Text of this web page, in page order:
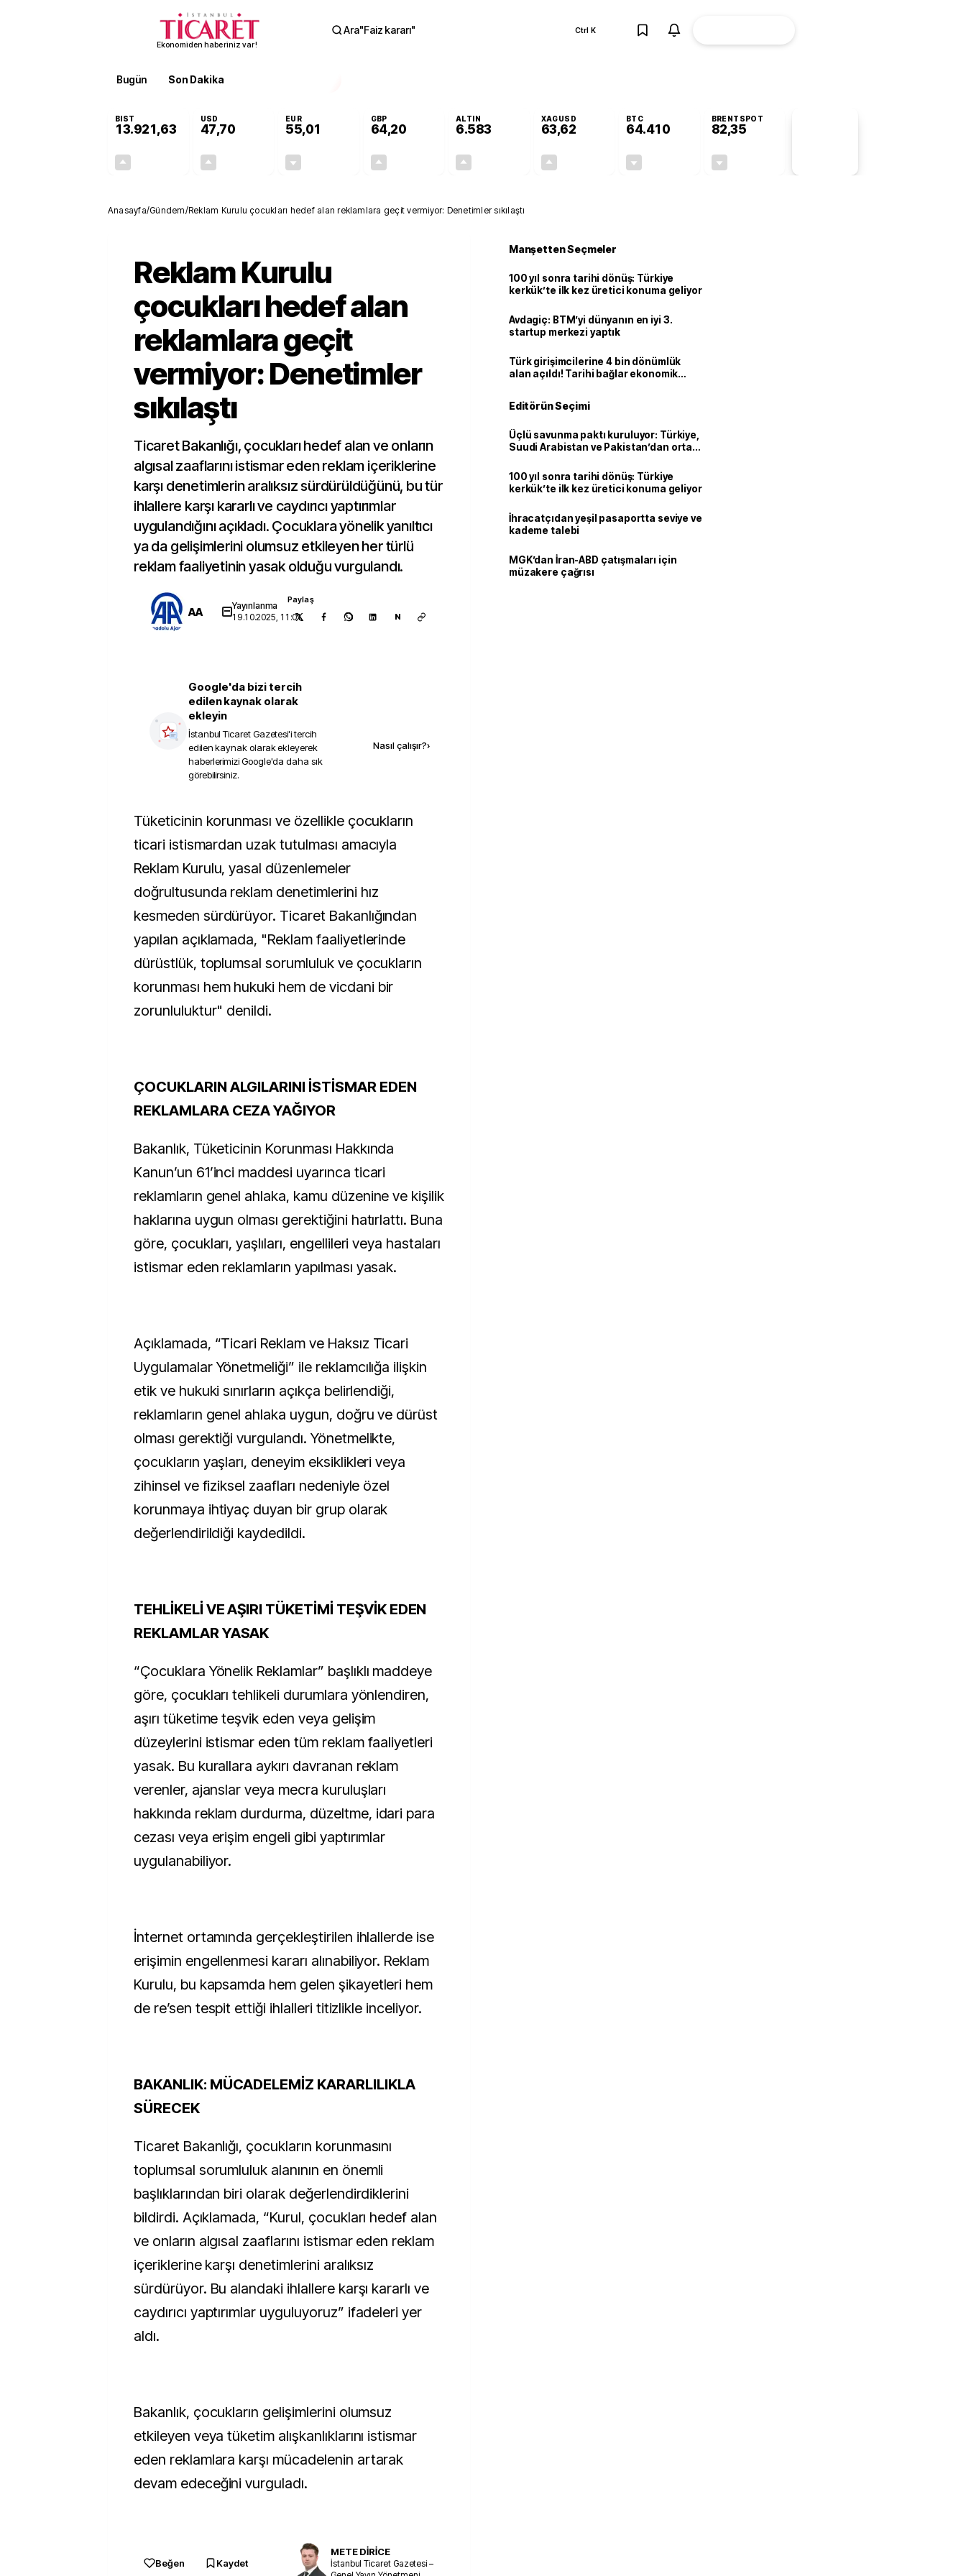
Ekonomiden haberiniz var!
Ara"Faiz kararı" Ctrl K
Bugün Son Dakika
BIST
13.921,63
USD
47,70
EUR
55,01
GBP
64,20
ALTIN
6.583
XAGUSD
63,62
BTC
64.410
BRENTSPOT
82,35
Anasayfa/Gündem/Reklam Kurulu çocukları hedef alan reklamlara geçit vermiyor: Denetimler sıkılaştı
Reklam Kurulu
çocukları hedef alan
reklamlara geçit
vermiyor: Denetimler
sıkılaştı
Ticaret Bakanlığı, çocukları hedef alan ve onların
algısal zaaflarını istismar eden reklam içeriklerine
karşı denetimlerin aralıksız sürdürüldüğünü, bu tür
ihlallere karşı kararlı ve caydırıcı yaptırımlar
uygulandığını açıkladı. Çocuklara yönelik yanıltıcı
ya da gelişimlerini olumsuz etkileyen her türlü
reklam faaliyetinin yasak olduğu vurgulandı.
AA
Yayınlanma
19.10.2025, 11:01
Paylaş
N
Google'da bizi tercih
edilen kaynak olarak
ekleyin
İstanbul Ticaret Gazetesi'i tercih
edilen kaynak olarak ekleyerek
haberlerimizi Google'da daha sık
görebilirsiniz.
Nasıl çalışır?›
Tüketicinin korunması ve özellikle çocukların
ticari istismardan uzak tutulması amacıyla
Reklam Kurulu, yasal düzenlemeler
doğrultusunda reklam denetimlerini hız
kesmeden sürdürüyor. Ticaret Bakanlığından
yapılan açıklamada, "Reklam faaliyetlerinde
dürüstlük, toplumsal sorumluluk ve çocukların
korunması hem hukuki hem de vicdani bir
zorunluluktur" denildi.
ÇOCUKLARIN ALGILARINI İSTİSMAR EDEN
REKLAMLARA CEZA YAĞIYOR
Bakanlık, Tüketicinin Korunması Hakkında
Kanun’un 61’inci maddesi uyarınca ticari
reklamların genel ahlaka, kamu düzenine ve kişilik
haklarına uygun olması gerektiğini hatırlattı. Buna
göre, çocukları, yaşlıları, engellileri veya hastaları
istismar eden reklamların yapılması yasak.
Açıklamada, “Ticari Reklam ve Haksız Ticari
Uygulamalar Yönetmeliği” ile reklamcılığa ilişkin
etik ve hukuki sınırların açıkça belirlendiği,
reklamların genel ahlaka uygun, doğru ve dürüst
olması gerektiği vurgulandı. Yönetmelikte,
çocukların yaşları, deneyim eksiklikleri veya
zihinsel ve fiziksel zaafları nedeniyle özel
korunmaya ihtiyaç duyan bir grup olarak
değerlendirildiği kaydedildi.
TEHLİKELİ VE AŞIRI TÜKETİMİ TEŞVİK EDEN
REKLAMLAR YASAK
“Çocuklara Yönelik Reklamlar” başlıklı maddeye
göre, çocukları tehlikeli durumlara yönlendiren,
aşırı tüketime teşvik eden veya gelişim
düzeylerini istismar eden tüm reklam faaliyetleri
yasak. Bu kurallara aykırı davranan reklam
verenler, ajanslar veya mecra kuruluşları
hakkında reklam durdurma, düzeltme, idari para
cezası veya erişim engeli gibi yaptırımlar
uygulanabiliyor.
İnternet ortamında gerçekleştirilen ihlallerde ise
erişimin engellenmesi kararı alınabiliyor. Reklam
Kurulu, bu kapsamda hem gelen şikayetleri hem
de re’sen tespit ettiği ihlalleri titizlikle inceliyor.
BAKANLIK: MÜCADELEMİZ KARARLILIKLA
SÜRECEK
Ticaret Bakanlığı, çocukların korunmasını
toplumsal sorumluluk alanının en önemli
başlıklarından biri olarak değerlendirdiklerini
bildirdi. Açıklamada, “Kurul, çocukları hedef alan
ve onların algısal zaaflarını istismar eden reklam
içeriklerine karşı denetimlerini aralıksız
sürdürüyor. Bu alandaki ihlallere karşı kararlı ve
caydırıcı yaptırımlar uyguluyoruz” ifadeleri yer
aldı.
Bakanlık, çocukların gelişimlerini olumsuz
etkileyen veya tüketim alışkanlıklarını istismar
eden reklamlara karşı mücadelenin artarak
devam edeceğini vurguladı.
Beğen Kaydet
METE DİRİCE
İstanbul Ticaret Gazetesi –
Manşetten Seçmeler
100 yıl sonra tarihi dönüş: Türkiye
kerkük’te ilk kez üretici konuma geliyor
Avdagiç: BTM’yi dünyanın en iyi 3.
startup merkezi yaptık
Türk girişimcilerine 4 bin dönümlük
alan açıldı! Tarihi bağlar ekonomik
Editörün Seçimi
Üçlü savunma paktı kuruluyor: Türkiye,
Suudi Arabistan ve Pakistan’dan ortak
100 yıl sonra tarihi dönüş: Türkiye
kerkük’te ilk kez üretici konuma geliyor
İhracatçıdan yeşil pasaportta seviye ve
kademe talebi
MGK’dan İran-ABD çatışmaları için
müzakere çağrısı